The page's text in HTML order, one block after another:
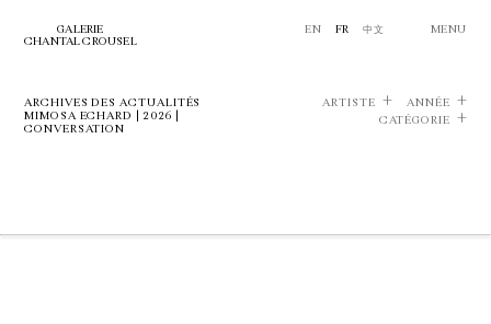
GALERIE
CHANTAL CROUSEL
EN FR 中文 MENU
ARCHIVES DES ACTUALITÉS
MIMOSA ECHARD | 2026 |
CONVERSATION
ARTISTE
ANNÉE
CATÉGORIE